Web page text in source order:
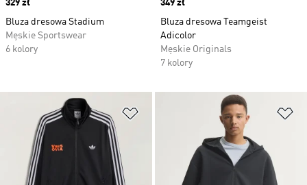
Price
329 zł
Bluza dresowa Stadium
Męskie Sportswear
6 kolory
Price
349 zł
Bluza dresowa Teamgeist
Adicolor
Męskie Originals
7 kolory
Dodaj do listy życzeń